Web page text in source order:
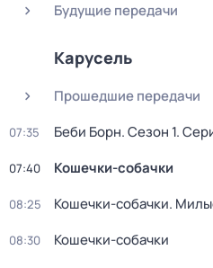
Будущие передачи
Карусель
Прошедшие передачи
07:35 Беби Борн. Сезон 1.
07:40 Кошечки-собачки
08:25 Кошечки-собачки.
08:30
Кошечки-собачки